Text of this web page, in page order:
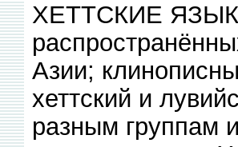
ХЕТТСКИЕ
Азии;
хеттский и
разным группам